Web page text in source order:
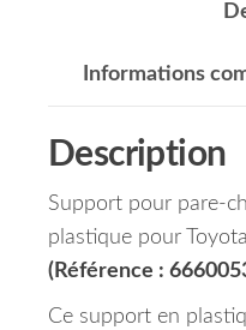
Informations
Description
Support pour pare-
plastique pour
(Référence :
Ce support en